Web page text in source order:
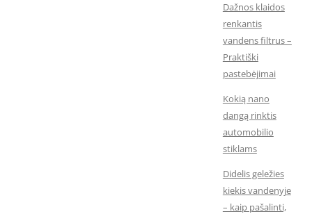
Dažnos klaidos
renkantis
vandens filtrus –
Praktiški
pastebėjimai
Kokią nano
dangą rinktis
automobilio
stiklams
Didelis geležies
kiekis vandenyje
– kaip pašalinti,